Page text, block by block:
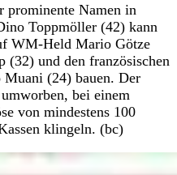
prominente Namen in
Toppmöller (42) kann
WM-Held Mario Götze
und den französischen
(24) bauen. Der
bei einem
von mindestens 100
klingeln. (bc)